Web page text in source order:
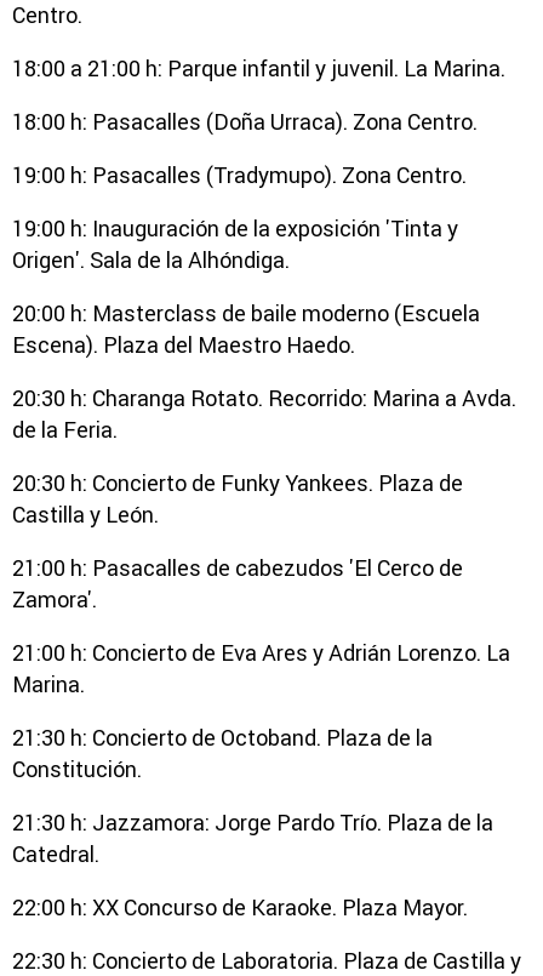
Centro.
18:00 a 21:00 h: Parque infantil y juvenil. La Marina.
18:00 h: Pasacalles (Doña Urraca). Zona Centro.
19:00 h: Pasacalles (Tradymupo). Zona Centro.
19:00 h: Inauguración de la exposición 'Tinta y
Origen'. Sala de la Alhóndiga.
20:00 h: Masterclass de baile moderno (Escuela
Escena). Plaza del Maestro Haedo.
20:30 h: Charanga Rotato. Recorrido: Marina a Avda.
de la Feria.
20:30 h: Concierto de Funky Yankees. Plaza de
Castilla y León.
21:00 h: Pasacalles de cabezudos 'El Cerco de
Zamora'.
21:00 h: Concierto de Eva Ares y Adrián Lorenzo. La
Marina.
21:30 h: Concierto de Octoband. Plaza de la
Constitución.
21:30 h: Jazzamora: Jorge Pardo Trío. Plaza de la
Catedral.
22:00 h: XX Concurso de Karaoke. Plaza Mayor.
22:30 h: Concierto de Laboratoria. Plaza de Castilla y